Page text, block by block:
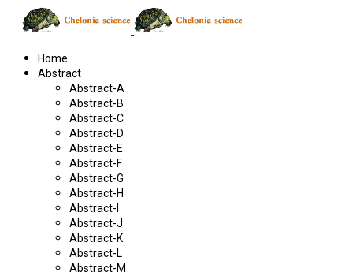
Home
Abstract
Abstract-A
Abstract-B
Abstract-C
Abstract-D
Abstract-E
Abstract-F
Abstract-G
Abstract-H
Abstract-I
Abstract-J
Abstract-K
Abstract-L
Abstract-M